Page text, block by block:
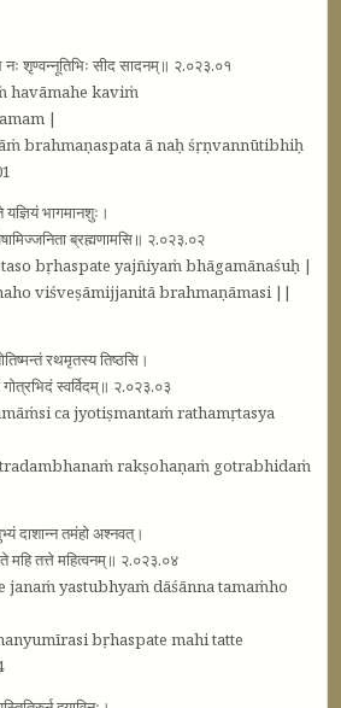
शृण्वन्नूतिभिः सीद सादनम्॥ २.०२३.०१
havāmahe kaviṁ
|
brahmaṇaspata ā naḥ śṛṇvannūtibhiḥ
भागमानशुः।
ब्रह्मणामसि॥ २.०२३.०२
bṛhaspate yajñiyaṁ bhāgamānaśuḥ |
viśveṣāmijjanitā brahmaṇāmasi ||
रथमृतस्य तिष्ठसि।
स्वर्विदम्॥ २.०२३.०३
ca jyotiṣmantaṁ rathamṛtasya
rakṣohaṇaṁ gotrabhidaṁ
दाशान्न तमंहो अश्नवत्।
महि तत्ते महित्वनम्॥ २.०२३.०४
yastubhyaṁ dāśānna tamaṁho
bṛhaspate mahi tatte